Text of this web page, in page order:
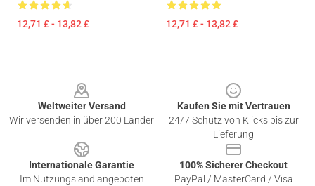
12,71 £ - 13,82 £ 12,71 £ - 13,82 £
Weltweiter Versand
Wir versenden in über 200 Länder
Kaufen Sie mit Vertrauen
24/7 Schutz von Klicks bis zur
Lieferung
Internationale Garantie
Im Nutzungsland angeboten
100% Sicherer Checkout
PayPal / MasterCard / Visa